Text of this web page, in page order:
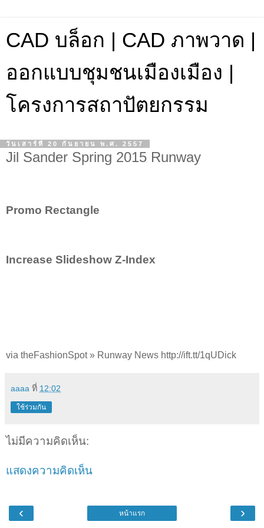
CAD บล็อก | CAD ภาพวาด |
ออกแบบชุมชนเมืองเมือง |
โครงการสถาปัตยกรรม
วันเสาร์ที่ 20 กันยายน พ.ศ. 2557
Jil Sander Spring 2015 Runway
Promo Rectangle
Increase Slideshow Z-Index
via theFashionSpot » Runway News http://ift.tt/1qUDick
aaaa ที่ 12:02
ใช้ร่วมกัน
ไม่มีความคิดเห็น:
แสดงความคิดเห็น
‹ ›
หน้าแรก